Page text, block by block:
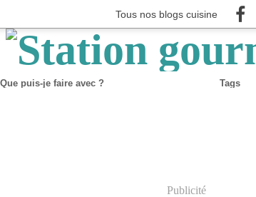
Tous nos blogs cuisine
Que puis-je faire avec ? Tags
Publicité